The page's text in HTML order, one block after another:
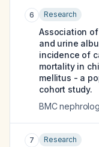
6 Research
Association
and urine
incidence of
mortality in
mellitus - a
cohort study.
BMC
7 Research